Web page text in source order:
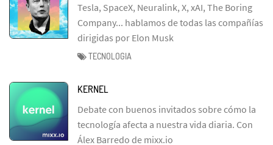
Tesla, SpaceX, Neuralink, X, xAI, The Boring
Company... hablamos de todas las compañías
dirigidas por Elon Musk
TECNOLOGIA
KERNEL
Debate con buenos invitados sobre cómo la
tecnología afecta a nuestra vida diaria. Con
Álex Barredo de mixx.io